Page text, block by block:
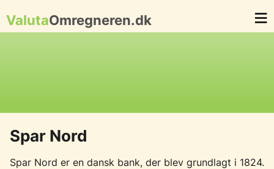
ValutaOmregneren.dk
Spar Nord
Spar Nord er en dansk bank, der blev grundlagt i 1824.